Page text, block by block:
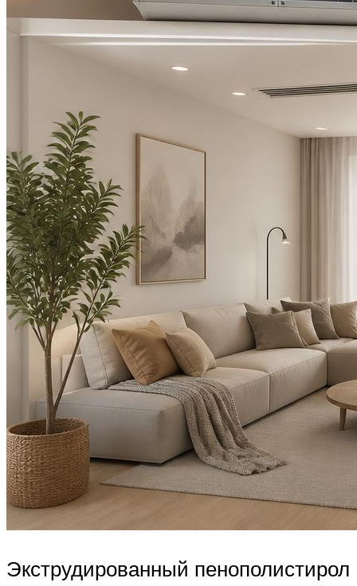
Экструдированный пенополистирол